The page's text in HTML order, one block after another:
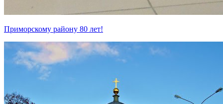
Приморскому району 80 лет!